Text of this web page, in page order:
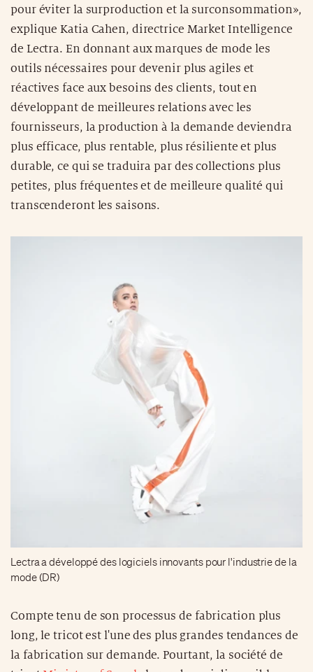
développant de meilleures relations avec les
fournisseurs, la production à la demande deviendra
plus efficace, plus rentable, plus résiliente et plus
durable, ce qui se traduira par des collections plus
petites, plus fréquentes et de meilleure qualité qui
transcenderont les saisons.
Lectra a développé des logiciels innovants pour l'industrie de la
Compte tenu de son processus de fabrication plus
la fabrication sur demande. Pourtant, la société de
tricotMinistry of Supply
3D comportant plus de 4 000 aiguilles, les vêtements
sont produits de manière robotisée en une seule
pièce sans couture sur la base d'un dessin numérique